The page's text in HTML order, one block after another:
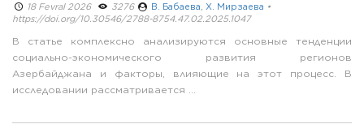
18 Fevral 2026 ­ 3276 В. Бабаева,Х. Мирзаева •
https://doi.org/10.30546/2788-8754.47.02.2025.1047
В статье комплексно анализируются основные тенденции
социально-экономического развития регионов
Азербайджана и факторы, влияющие на этот процесс. В
исследовании рассматривается ...